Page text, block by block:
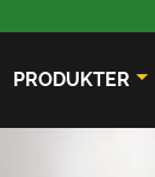
PRODUKTER